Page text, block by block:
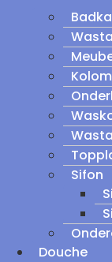
Sifon
Douche